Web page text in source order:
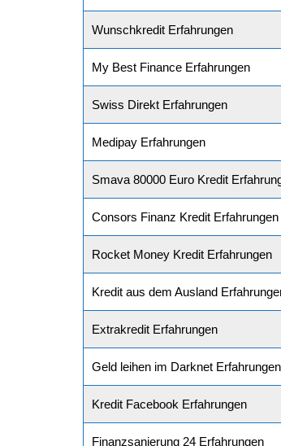
Wunschkredit Erfahrungen
My Best Finance Erfahrungen
Swiss Direkt Erfahrungen
Medipay Erfahrungen
Smava 80000 Euro Kredit
Consors Finanz Kredit Erfahrungen
Rocket Money Kredit Erfahrungen
Kredit aus dem Ausland
Extrakredit Erfahrungen
Geld leihen im Darknet Erfahrungen
Kredit Facebook Erfahrungen
Finanzsanierung 24 Erfahrungen